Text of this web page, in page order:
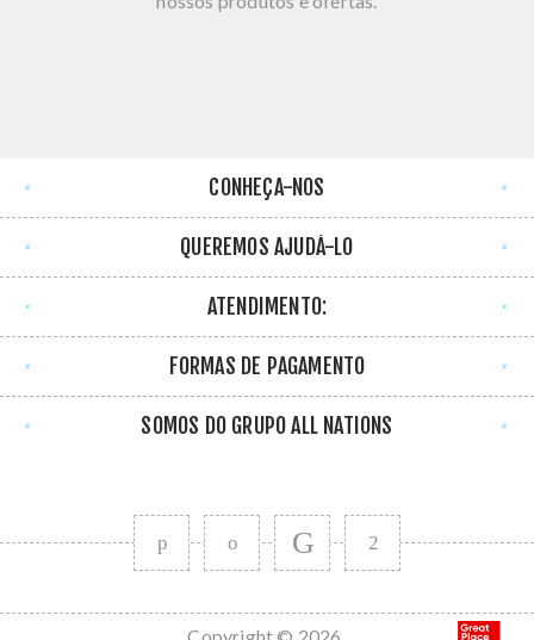
CONHEÇA-NOS
QUEREMOS AJUDÁ-LO
ATENDIMENTO:
FORMAS DE PAGAMENTO
SOMOS DO GRUPO ALL NATIONS